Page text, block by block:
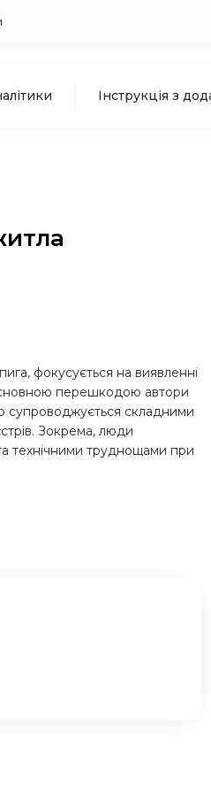
Інструкція з
фокусується на виявленні
перешкодою автори
супроводжується складними
Зокрема, люди
технічними труднощами при